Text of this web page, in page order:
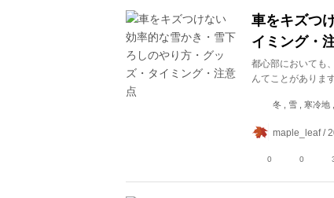
車をキズつ
イミング・
都心部においても
んてことがありま
冬 , 雪 , 寒冷地
maple_leaf /
0 0